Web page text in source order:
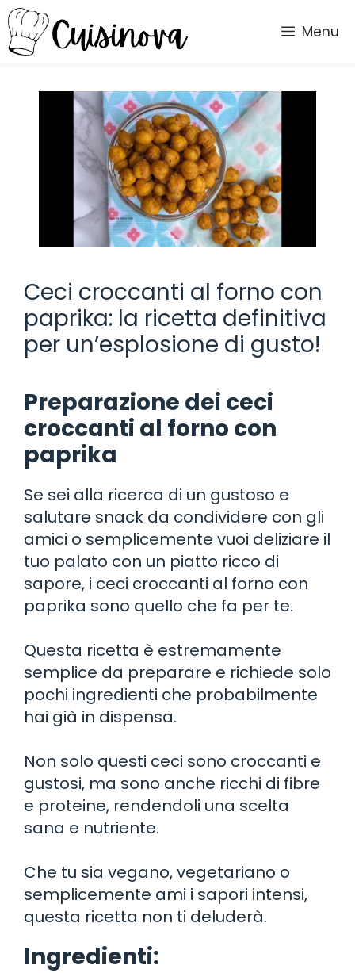
Vai
al
contenuto
Menu
Ceci croccanti al forno con
paprika: la ricetta definitiva
per un’esplosione di gusto!
Preparazione dei ceci
croccanti al forno con
paprika
Se sei alla ricerca di un gustoso e
salutare snack da condividere con gli
amici o semplicemente vuoi deliziare il
tuo palato con un piatto ricco di
sapore, i ceci croccanti al forno con
paprika sono quello che fa per te.
Questa ricetta è estremamente
semplice da preparare e richiede solo
pochi ingredienti che probabilmente
hai già in dispensa.
Non solo questi ceci sono croccanti e
gustosi, ma sono anche ricchi di fibre
e proteine, rendendoli una scelta
sana e nutriente.
Che tu sia vegano, vegetariano o
semplicemente ami i sapori intensi,
questa ricetta non ti deluderà.
Ingredienti: